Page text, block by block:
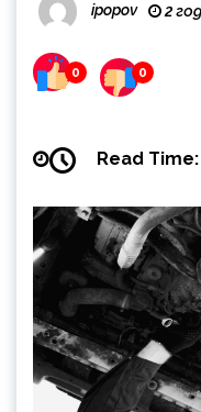
ipopov 2
0 0
Read Time: